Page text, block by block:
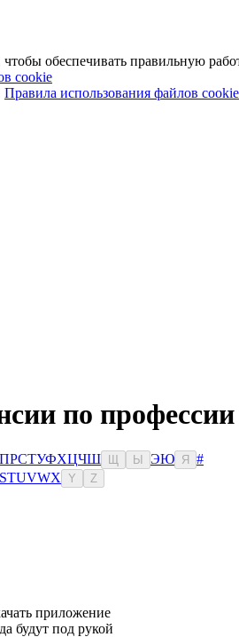
обеспечивать правильную
cookie
Правила использования файлов cookie
по
ПРСТУФХЦЧШ Ы ЭЮ Я
#
STUVWX Y Z
приложение
будут под рукой